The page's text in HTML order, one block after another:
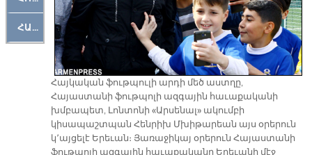
ՀԱՐԹԱԿ
Հայկական ֆութպուլի արդի մեծ աստղը,
Հայաստանի ֆութպոլի ազգային հաւաքականի
խմբապետ, Լոնտոնի «Արսենալ» ակումբի
կիսապաշտպան Հենրիխ Մխիթարեան այս օրերուն
կ՚այցելէ Երեւան։ Յառաջիկայ օրերուն Հայաստանի
ֆութպոլի ազգային հաւաքականը Երեւանի մէջ